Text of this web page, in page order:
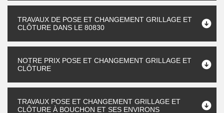
TRAVAUX DE POSE ET CHANGEMENT GRILLAGE ET
CLÔTURE DANS LE 80830
NOTRE PRIX POSE ET CHANGEMENT GRILLAGE ET
CLÔTURE
TRAVAUX POSE ET CHANGEMENT GRILLAGE ET
CLÔTURE À BOUCHON ET SES ENVIRONS